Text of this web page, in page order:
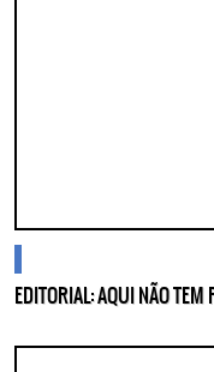
EDITORIAL: AQUI NÃO TEM